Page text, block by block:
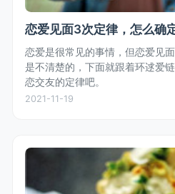
恋爱见面3次定律，怎么确
恋爱是很常见的事情，但恋爱见
是不清楚的，下面就跟着环逑爱
恋交友的定律吧。
2021-11-19